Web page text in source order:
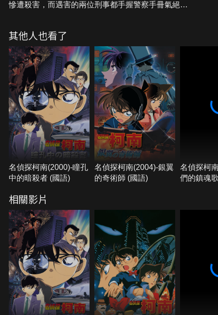
慘遭殺害，而遇害的兩位刑事都手握警察手冊氣絕身
警察組織內部著手進行搜查。 而巨大組織的內部秘密
卻如高牆般不可窺探！ 江戶川柯南與小五郎前往警事
廳向目暮警官、白鳥警官查詢有關殺人事件的情報，
但是友善的倆人卻以此事不可告之而拒絕了。 在小五
郎努力追問下，卻得到白鳥警官一句：「Need not to
know(不需要知道)……」 這是警察之間所用的密語，
也就是說殺人事件與警察內部組織有關！小蘭也遭魔
掌襲擊……
其他人也看了
名偵探柯南(2000)-瞳孔
中的暗殺者 (國語)
名偵探柯南(2004)-銀翼
的奇術師 (國語)
名偵探柯
們的鎮魂
相關影片